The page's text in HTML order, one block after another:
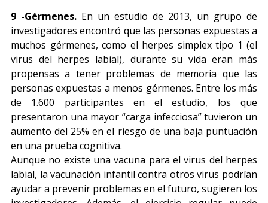
9 -Gérmenes. En un estudio de 2013, un grupo de
investigadores encontró que las personas expuestas a
muchos gérmenes, como el herpes simplex tipo 1 (el
virus del herpes labial), durante su vida eran más
propensas a tener problemas de memoria que las
personas expuestas a menos gérmenes. Entre los más
de 1.600 participantes en el estudio, los que
presentaron una mayor “carga infecciosa” tuvieron un
aumento del 25% en el riesgo de una baja puntuación
en una prueba cognitiva.
Aunque no existe una vacuna para el virus del herpes
labial, la vacunación infantil contra otros virus podrían
ayudar a prevenir problemas en el futuro, sugieren los